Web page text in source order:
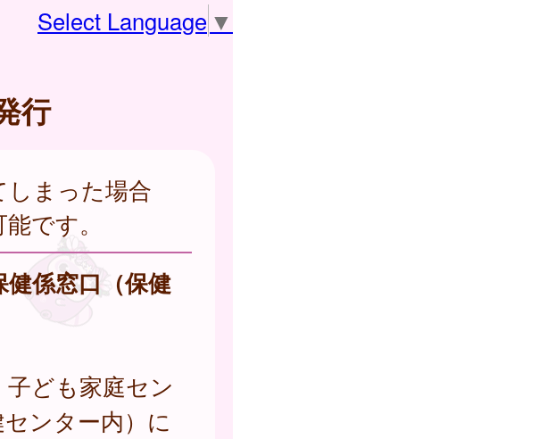
Select Language ▼
行
しまった場合
です。
係窓口（保健
子ども家庭セン
ンター内）に